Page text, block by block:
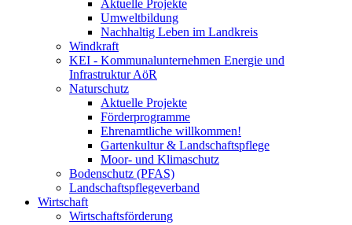
Aktuelle Projekte
Umweltbildung
Nachhaltig Leben im Landkreis
Windkraft
KEI - Kommunalunternehmen Energie und
Infrastruktur AöR
Naturschutz
Aktuelle Projekte
Förderprogramme
Ehrenamtliche willkommen!
Gartenkultur & Landschaftspflege
Moor- und Klimaschutz
Bodenschutz (PFAS)
Landschaftspflegeverband
Wirtschaft
Wirtschaftsförderung